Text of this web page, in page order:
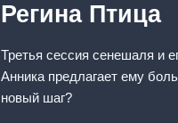
Регина Птица
Третья сессия сенешаля и
Анника предлагает ему
новый шаг?